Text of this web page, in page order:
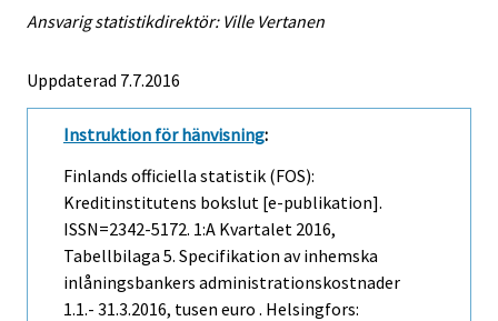
Ansvarig statistikdirektör: Ville Vertanen
Uppdaterad 7.7.2016
Instruktion för hänvisning:
Finlands officiella statistik (FOS):
Kreditinstitutens bokslut [e-publikation].
ISSN=2342-5172. 1:a Kvartalet 2016,
Tabellbilaga 5. Specifikation av inhemska
inlåningsbankers administrationskostnader
1.1.- 31.3.2016, tusen euro . Helsingfors: